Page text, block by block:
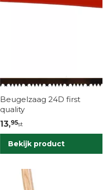
Beugelzaag 24D first
quality
13,95st
Bekijk product